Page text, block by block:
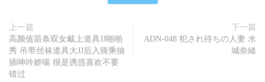
上一篇
高颜值苗条双女戴上道具JJ啪啪
秀 吊带丝袜道具大JJ后入骑乘抽
插呻吟娇喘 很是诱惑喜欢不要
错过
下一篇
ADN-048 犯され待ちの人妻 水
城奈緒